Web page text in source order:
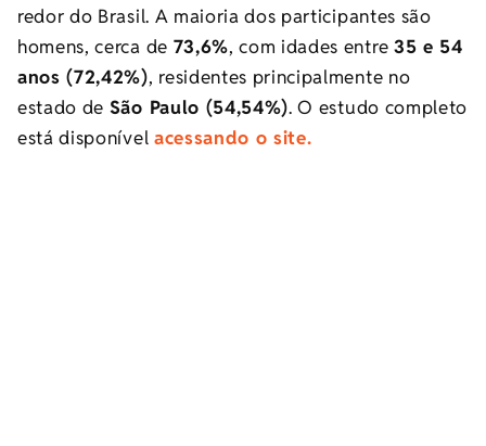
redor do Brasil. A maioria dos participantes são
homens, cerca de 73,6%, com idades entre 35 e 54
anos (72,42%), residentes principalmente no
estado de São Paulo (54,54%). O estudo completo
está disponível acessando o site.